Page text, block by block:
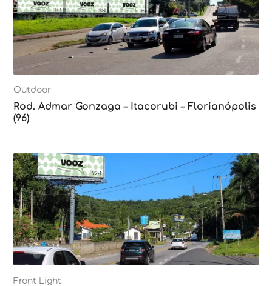
Outdoor
Rod. Admar Gonzaga – Itacorubi – Florianópolis
(96)
Front Light